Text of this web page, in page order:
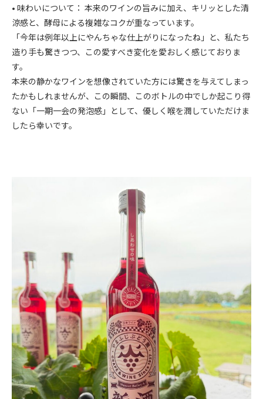
• 味わいについて： 本来のワインの旨みに加え、キリッとした清
涼感と、酵母による複雑なコクが重なっています。
「今年は例年以上にやんちゃな仕上がりになったね」と、私たち
造り手も驚きつつ、この愛すべき変化を愛おしく感じておりま
す。
本来の静かなワインを想像されていた方には驚きを与えてしまっ
たかもしれませんが、この瞬間、このボトルの中でしか起こり得
ない「一期一会の発泡感」として、優しく喉を潤していただけま
したら幸いです。